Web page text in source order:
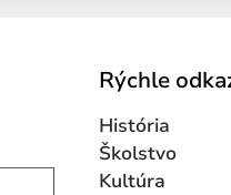
správy...
Rýchle
História
Školstvo
Kultúra